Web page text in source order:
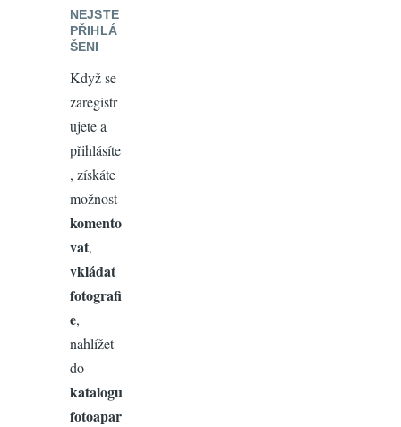
NEJSTE
PŘIHLÁ
ŠENI
Když se
zaregistr
ujete a
přihlásíte
, získáte
možnost
komento
vat,
vkládat
fotografi
e,
nahlížet
do
katalogu
fotoapar